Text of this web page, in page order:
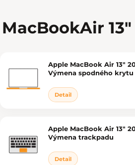
MacBookAir
Výpis produktov
Apple MacBook Air 13"
Výmena spodného krytu
Detail
Apple MacBook Air 13"
Výmena trackpadu
Detail